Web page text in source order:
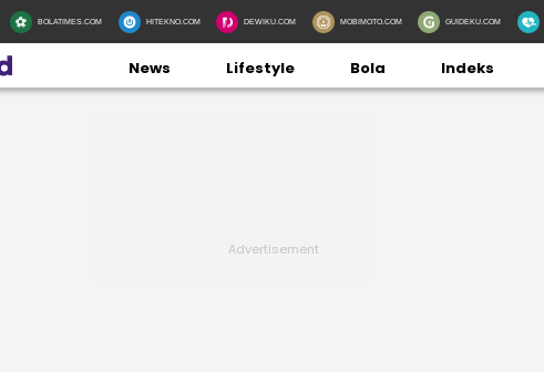
BOLATIMES.COM HITEKNO.COM DEWIKU.COM MOBIMOTO.COM GUIDEKU.COM
News Lifestyle Bola Indeks